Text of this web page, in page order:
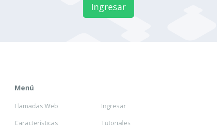
Ingresar
Menú
Llamadas Web
Características
Ingresar
Tutoriales